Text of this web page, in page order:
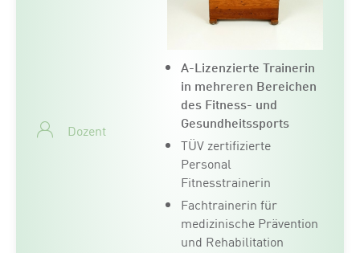
Dozent
A-Lizenzierte Trainerin
in mehreren Bereichen
des Fitness- und
Gesundheitssports
TÜV zertifizierte
Personal
Fitnesstrainerin
Fachtrainerin für
medizinische Prävention
und Rehabilitation